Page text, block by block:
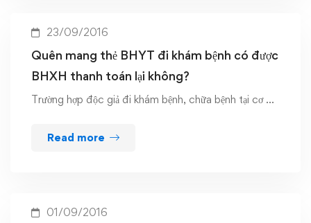
23/09/2016
Quên mang thẻ BHYT đi khám bệnh có được
BHXH thanh toán lại không?
Trường hợp độc giả đi khám bệnh, chữa bệnh tại cơ …
Read more
01/09/2016